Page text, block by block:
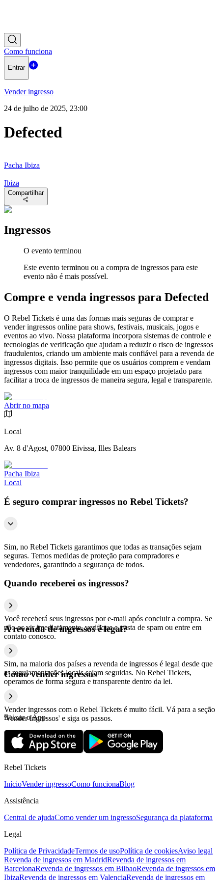
Como funciona
Entrar
Vender ingresso
24 de julho de 2025, 23:00
Defected
Pacha Ibiza
Ibiza
Compartilhar
Ingressos
O evento terminou
Este evento terminou ou a compra de ingressos para este
evento não é mais possível.
Compre e venda ingressos para Defected
O Rebel Tickets é uma das formas mais seguras de comprar e
vender ingressos online para shows, festivais, musicais, jogos e
eventos ao vivo. Nossa plataforma incorpora sistemas de controle e
tecnologias de verificação que ajudam a reduzir o risco de ingressos
fraudulentos, criando um ambiente mais confiável para a revenda de
ingressos digitais. Isso permite que os usuários comprem e vendam
ingressos com maior tranquilidade em um espaço projetado para
facilitar a troca de ingressos de maneira segura, legal e transparente.
Abrir no mapa
Local
Av. 8 d'Agost, 07800 Eivissa, Illes Balears
Pacha Ibiza
Local
É seguro comprar ingressos no Rebel Tickets?
Sim, no Rebel Tickets garantimos que todas as transações sejam
seguras. Temos medidas de proteção para compradores e
vendedores, garantindo a segurança de todos.
Quando receberei os ingressos?
Você receberá seus ingressos por e-mail após concluir a compra. Se
não os vir imediatamente, verifique a pasta de spam ou entre em
contato conosco.
A revenda de ingressos é legal?
Sim, na maioria dos países a revenda de ingressos é legal desde que
as regulamentações locais sejam seguidas. No Rebel Tickets,
operamos de forma segura e transparente dentro da lei.
Como vender ingressos
Vender ingressos com o Rebel Tickets é muito fácil. Vá para a seção
'Vender Ingressos' e siga os passos.
Baixar o App
Rebel Tickets
InícioVender ingressoComo funcionaBlog
Assistência
Central de ajudaComo vender um ingressoSegurança da plataforma
Legal
Política de PrivacidadeTermos de usoPolítica de cookiesAviso legal
Revenda de ingressos em MadridRevenda de ingressos em
BarcelonaRevenda de ingressos em BilbaoRevenda de ingressos em
IbizaRevenda de ingressos em ValenciaRevenda de ingressos em